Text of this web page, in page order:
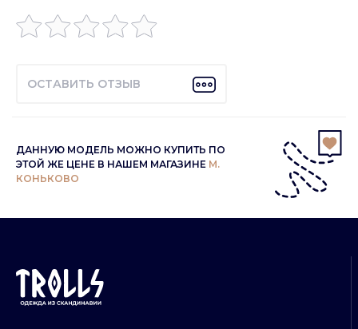
ОСТАВИТЬ ОТЗЫВ
ДАННУЮ МОДЕЛЬ МОЖНО КУПИТЬ ПО
ЭТОЙ ЖЕ ЦЕНЕ В НАШЕМ МАГАЗИНЕ М.
КОНЬКОВО